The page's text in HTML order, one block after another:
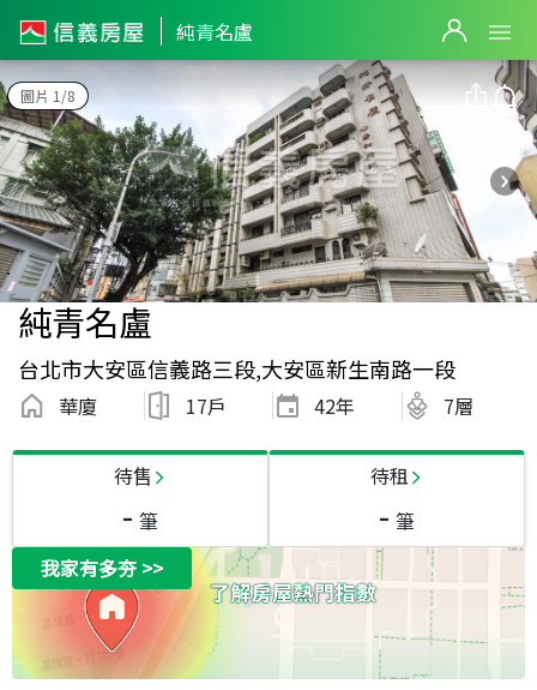
純青名盧
圖片 1/8
純青名盧
台北市大安區信義路三段,大安區新生南路一段
華廈 17戶 42年 7層
待售
- 筆
待租
- 筆
我家有多夯>>